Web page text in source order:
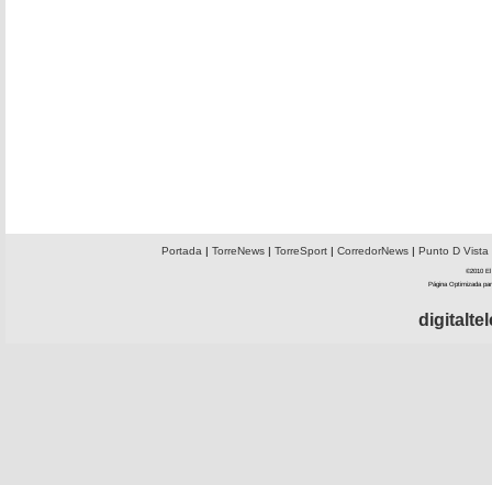
Portada | TorreNews| TorreSport| CorredorNews| Punto D Vista
©2010 El
Página Optimizada